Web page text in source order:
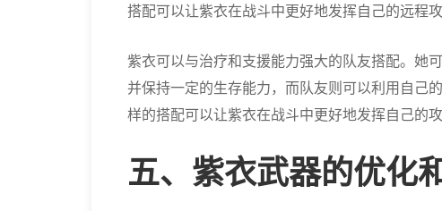
搭配可以让紫衣在战斗中更好地发挥自己的远程
紫衣可以与治疗和支援能力强大的队友搭配。她
并保持一定的生存能力，而队友则可以利用自己
样的搭配可以让紫衣在战斗中更好地发挥自己的
五、紫衣武器的优化